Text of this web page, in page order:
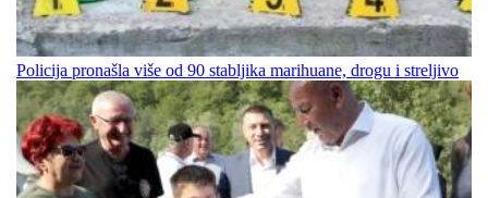
Policija pronašla više od 90 stabljika marihuane, drogu i streljivo